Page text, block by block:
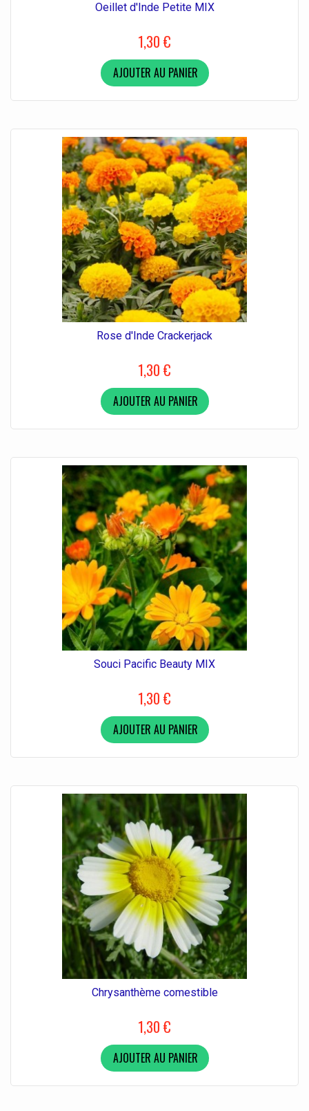
Oeillet d'Inde Petite MIX
1,30 €
AJOUTER AU PANIER
Rose d'Inde Crackerjack
1,30 €
AJOUTER AU PANIER
Souci Pacific Beauty MIX
1,30 €
AJOUTER AU PANIER
Chrysanthème comestible
1,30 €
AJOUTER AU PANIER